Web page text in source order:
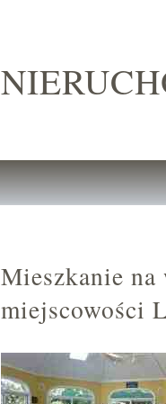
Mieszkanie
miejscowości